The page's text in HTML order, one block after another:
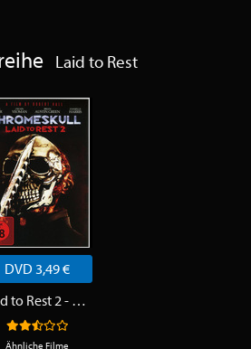
Laid to Rest
DVD 3,49 €
Laid to Rest 2 - ChromeSkull
Ähnliche Filme